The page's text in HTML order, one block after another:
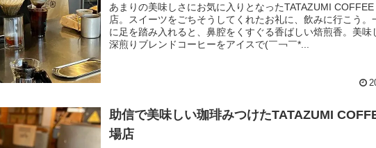
あまりの美味しさにお気に入りとなったTATAZUMI
店。スイーツをごちそうしてくれたお礼に、飲みに行こう。
に足を踏み入れると、鼻腔をくすぐる香ばしい焙煎香。美味
深煎りブレンドコーヒーをアイスで(￣￢￣*...
助信で美味しい珈琲みつけたTATAZUMI
場店